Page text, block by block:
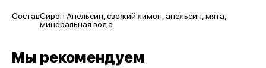
СоставСироп Апельсин, свежий лимон, апельсин, мята,
минеральная вода.
Мы рекомендуем